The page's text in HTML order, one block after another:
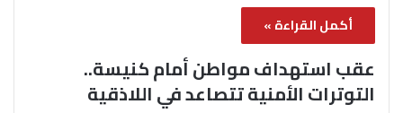
أكمل القراءة »
عقب استهداف مواطن أمام كنيسة..
التوترات الأمنية تتصاعد في اللاذقية